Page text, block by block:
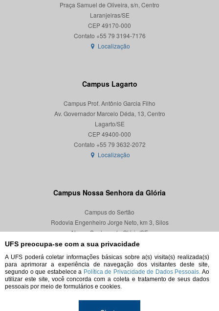
UFS preocupa-se com a sua privacidade
A UFS poderá coletar informações básicas sobre a(s) visita(s) realizada(s)
para aprimorar a experiência de navegação dos visitantes deste site,
segundo o que estabelece a Política de Privacidade de Dados Pessoais. Ao
utilizar este site, você concorda com a coleta e tratamento de seus dados
pessoais por meio de formulários e cookies.
Praça Samuel de Oliveira, s/n, Centro
Laranjeiras/SE
CEP 49170-000
Localização
Campus Lagarto
Campus Prof. Antônio Garcia Filho
Av. Governador Marcelo Déda, 13, Centro
Lagarto/SE
CEP 49400-000
Localização
Campus Nossa Senhora da Glória
Campus do Sertão
Rodovia Engenheiro Jorge Neto, km 3, Silos
Nossa Senhora da Glória/SE
CEP 49680-000
Localização